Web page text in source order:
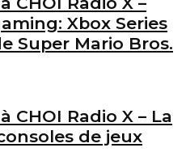
Xbox Series
Super Mario Bros.
CHOI Radio X – La
de jeux